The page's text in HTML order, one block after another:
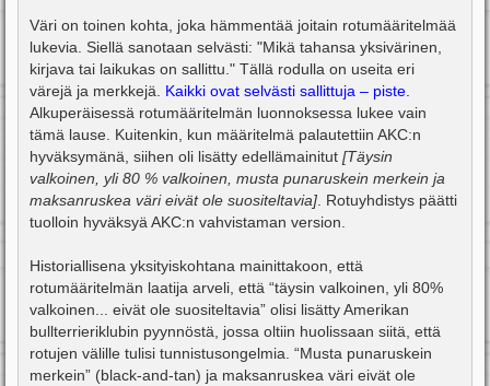
Väri on toinen kohta, joka hämmentää joitain rotumääritelmää
lukevia. Siellä sanotaan selvästi: "Mikä tahansa yksivärinen,
kirjava tai laikukas on sallittu." Tällä rodulla on useita eri
värejä ja merkkejä. Kaikki ovat selvästi sallittuja – piste.
Alkuperäisessä rotumääritelmän luonnoksessa lukee vain
tämä lause. Kuitenkin, kun määritelmä palautettiin AKC:n
hyväksymänä, siihen oli lisätty edellämainitut [Täysin
valkoinen, yli 80 % valkoinen, musta punaruskein merkein ja
maksanruskea väri eivät ole suositeltavia] . Rotuyhdistys päätti
tuolloin hyväksyä AKC:n vahvistaman version.
Historiallisena yksityiskohtana mainittakoon, että
rotumääritelmän laatija arveli, että “täysin valkoinen, yli 80%
valkoinen... eivät ole suositeltavia” olisi lisätty Amerikan
bullterrieriklubin pyynnöstä, jossa oltiin huolissaan siitä, että
rotujen välille tulisi tunnistusongelmia. “Musta punaruskein
merkein” (black-and-tan) ja maksanruskea väri eivät ole